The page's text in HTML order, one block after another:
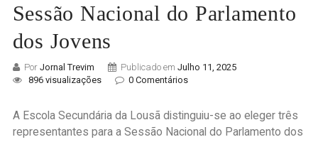
Sessão Nacional do Parlamento
dos Jovens
Por Jornal Trevim Publicado em Julho 11, 2025
896 visualizações
0 Comentários
A Escola Secundária da Lousã distinguiu-se ao eleger três
representantes para a Sessão Nacional do Parlamento dos